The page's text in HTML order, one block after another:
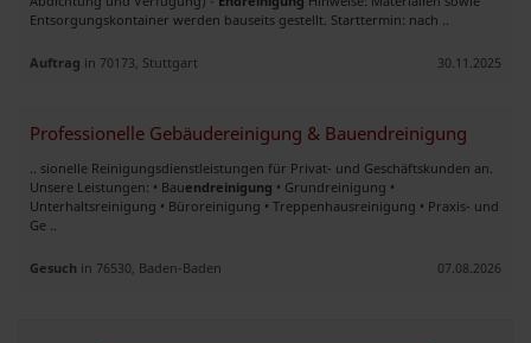
Entsorgungskontainer werden bauseits gestellt. Starttermin: nach ..
Auftrag in 70173, Stuttgart 30.11.2025
Professionelle Gebäudereinigung & Bauendreinigung
.. sionelle Reinigungsdienstleistungen für Privat- und Geschäftskunden an.
Unsere Leistungen: • Bauendreinigung • Grundreinigung •
Unterhaltsreinigung • Büroreinigung • Treppenhausreinigung • Praxis- und
Ge ..
Gesuch in 76530, Baden-Baden 07.08.2026